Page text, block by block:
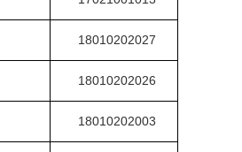
18010202027
18010202026
18010202003